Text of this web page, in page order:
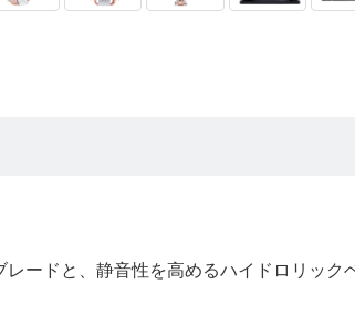
ードと、静音性を高めるハイドロリック